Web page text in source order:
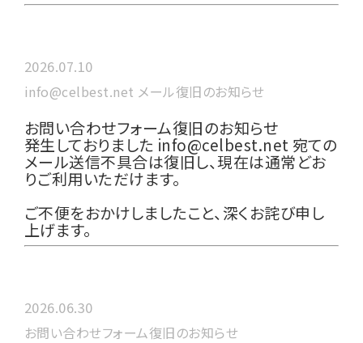
2026.07.10
info@celbest.net メール復旧のお知らせ
お問い合わせフォーム復旧のお知らせ
発生しておりました info@celbest.net 宛ての
メール送信不具合は復旧し、現在は通常どお
りご利用いただけます。
ご不便をおかけしましたこと、深くお詫び申し
上げます。
2026.06.30
お問い合わせフォーム復旧のお知らせ